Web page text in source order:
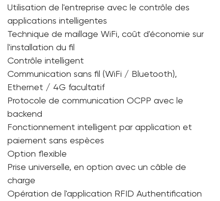
Utilisation de l'entreprise avec le contrôle des
applications intelligentes
Technique de maillage WiFi, coût d'économie sur
l'installation du fil
Contrôle intelligent
Communication sans fil (WiFi / Bluetooth),
Ethernet / 4G facultatif
Protocole de communication OCPP avec le
backend
Fonctionnement intelligent par application et
paiement sans espèces
Option flexible
Prise universelle, en option avec un câble de
charge
Opération de l'application RFID Authentification